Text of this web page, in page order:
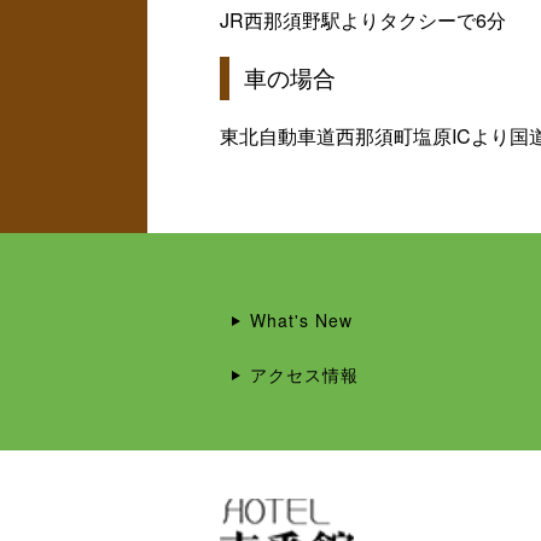
JR西那須野駅よりタクシーで6分
車の場合
東北自動車道西那須町塩原ICより国
What's New
アクセス情報